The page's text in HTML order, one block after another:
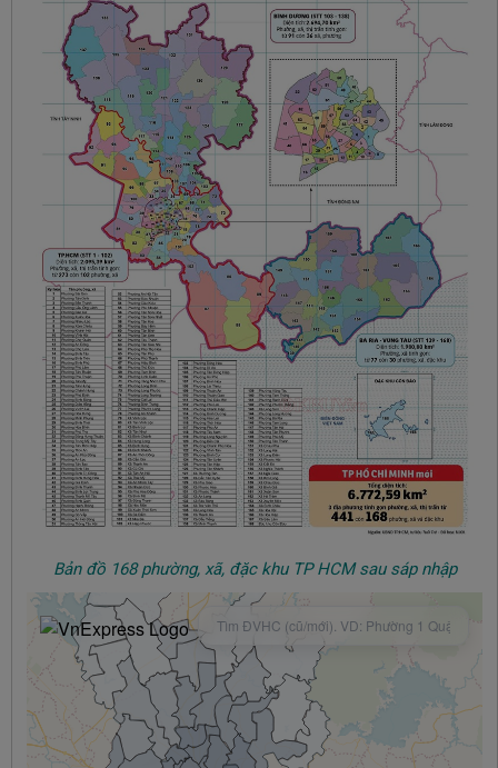
Bản đồ 168 phường, xã, đặc khu TP HCM sau sáp nhập